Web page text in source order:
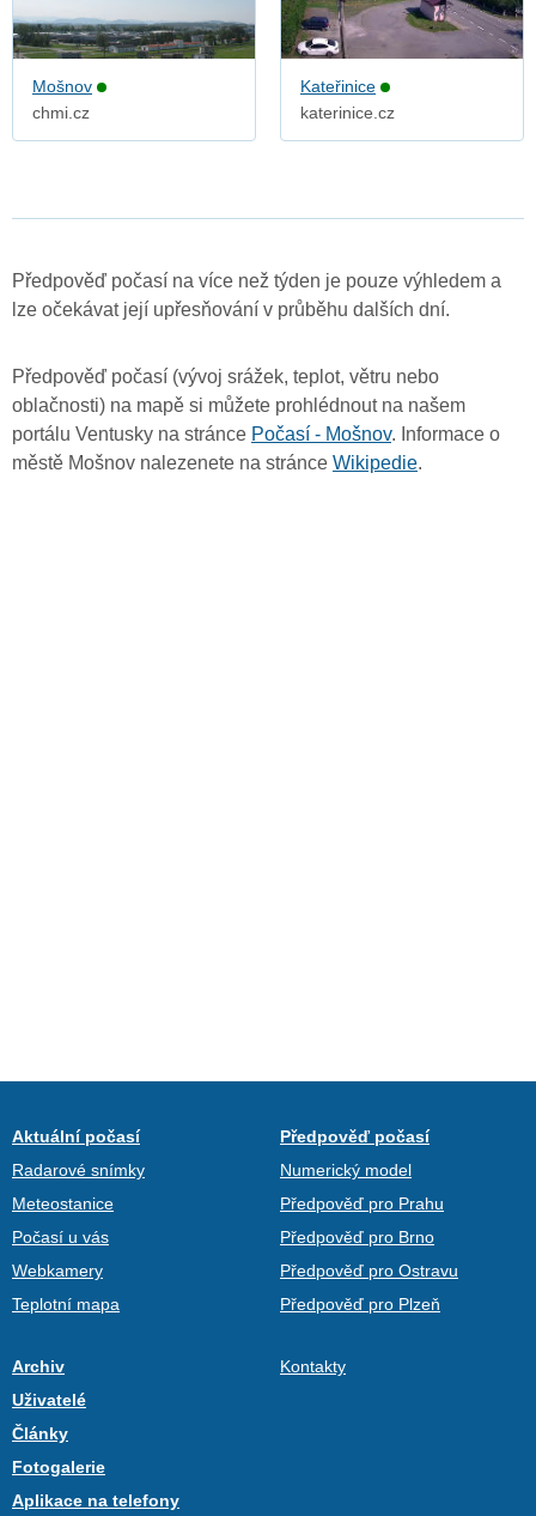
Mošnov
chmi.cz
Kateřinice
katerinice.cz
Předpověď počasí na více než týden je pouze výhledem a
lze očekávat její upřesňování v průběhu dalších dní.
Předpověď počasí (vývoj srážek, teplot, větru nebo
oblačnosti) na mapě si můžete prohlédnout na našem
portálu Ventusky na stránce Počasí - Mošnov. Informace o
městě Mošnov nalezenete na stránce Wikipedie.
Aktuální počasí
Radarové snímky
Meteostanice
Počasí u vás
Webkamery
Teplotní mapa
Předpověď počasí
Numerický model
Předpověď pro Prahu
Předpověď pro Brno
Předpověď pro Ostravu
Předpověď pro Plzeň
Archiv
Uživatelé
Články
Fotogalerie
Aplikace na telefony
Kontakty